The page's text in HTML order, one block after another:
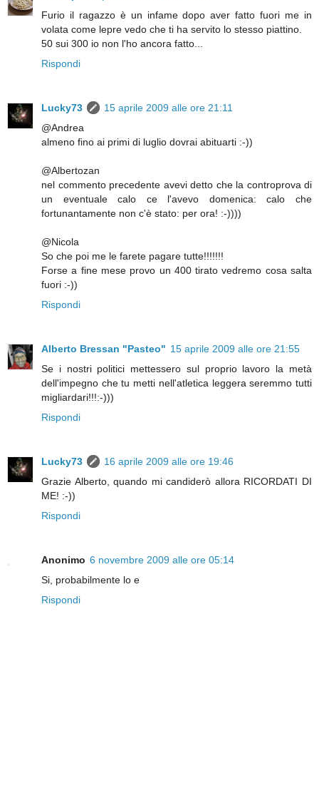
Furio il ragazzo è un infame dopo aver fatto fuori me in
volata come lepre vedo che ti ha servito lo stesso piattino.
50 sui 300 io non l'ho ancora fatto...
Rispondi
Lucky73
15 aprile 2009 alle ore 21:11
@Andrea
almeno fino ai primi di luglio dovrai abituarti :-))
@Albertozan
nel commento precedente avevi detto che la controprova di
un eventuale calo ce l'avevo domenica: calo che
fortunantamente non c'è stato: per ora! :-))))
@Nicola
So che poi me le farete pagare tutte!!!!!!!
Forse a fine mese provo un 400 tirato vedremo cosa salta
fuori :-))
Rispondi
Alberto Bressan "Pasteo" 15 aprile 2009 alle ore 21:55
Se i nostri politici mettessero sul proprio lavoro la metà
dell'impegno che tu metti nell'atletica leggera seremmo tutti
migliardari!!!:-)))
Rispondi
Lucky73
16 aprile 2009 alle ore 19:46
Grazie Alberto, quando mi candiderò allora RICORDATI DI
ME! :-))
Rispondi
Anonimo 6 novembre 2009 alle ore 05:14
Si, probabilmente lo e
Rispondi